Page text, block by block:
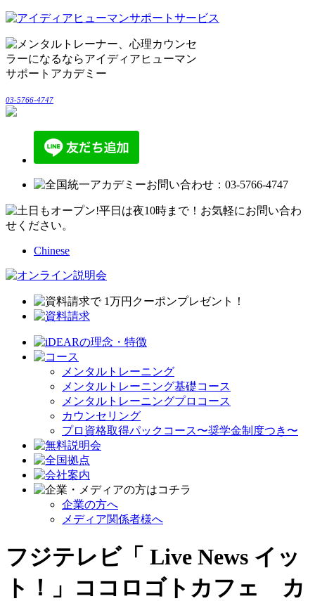
03-5766-4747
Chinese
メンタルトレーニング
メンタルトレーニング基礎コース
メンタルトレーニングプロコース
カウンセリング
プロ資格取得パックコース〜奨学金制度つき〜
企業の方へ
メディア関係者様へ
フジテレビ「 Live News イッ
ト！」ココロゴトカフェ カ